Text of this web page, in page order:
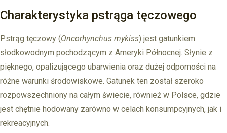
Charakterystyka pstrąga tęczowego
Pstrąg tęczowy (Oncorhynchus mykiss) jest gatunkiem
słodkowodnym pochodzącym z Ameryki Północnej. Słynie z
pięknego, opalizującego ubarwienia oraz dużej odporności na
różne warunki środowiskowe. Gatunek ten został szeroko
rozpowszechniony na całym świecie, również w Polsce, gdzie
jest chętnie hodowany zarówno w celach konsumpcyjnych, jak i
rekreacyjnych.